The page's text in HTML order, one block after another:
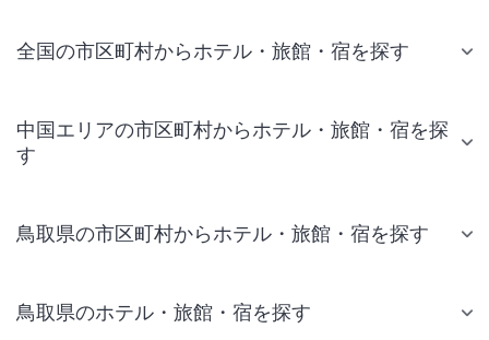
全国の市区町村からホテル・旅館・宿を探す
中国エリアの市区町村からホテル・旅館・宿を探
す
鳥取県の市区町村からホテル・旅館・宿を探す
鳥取県のホテル・旅館・宿を探す